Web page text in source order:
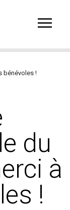
bénévoles !
du
à
!